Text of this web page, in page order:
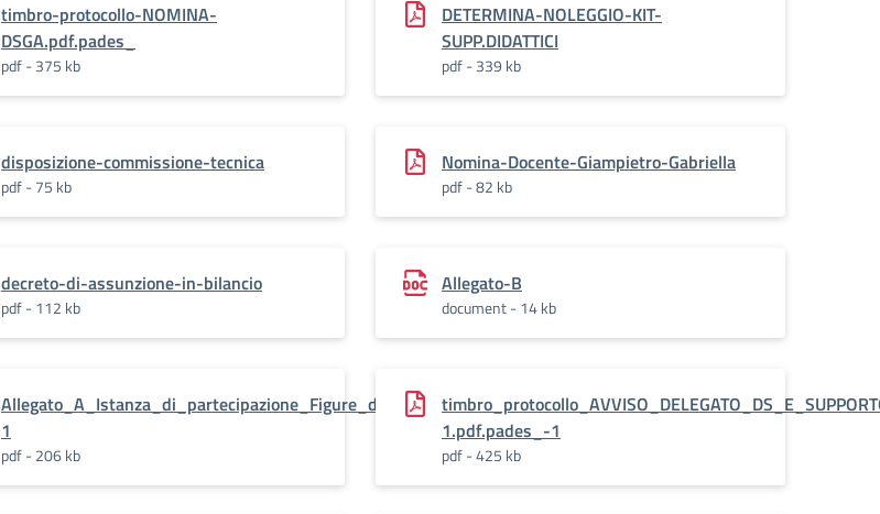
timbro-protocollo-NOMINA-
DSGA.pdf.pades_
pdf - 375 kb
DETERMINA-NOLEGGIO-KIT-
SUPP.DIDATTICI
pdf - 339 kb
disposizione-commissione-tecnica
pdf - 75 kb
Nomina-Docente-Giampietro-Gabriella
pdf - 82 kb
decreto-di-assunzione-in-bilancio
pdf - 112 kb
Allegato-B
document - 14 kb
Allegato_A_Istanza_di_partecipazione_Figure_di_Progetto_sussidi_didattici-
1
pdf - 206 kb
1.pdf.pades_-1
pdf - 425 kb